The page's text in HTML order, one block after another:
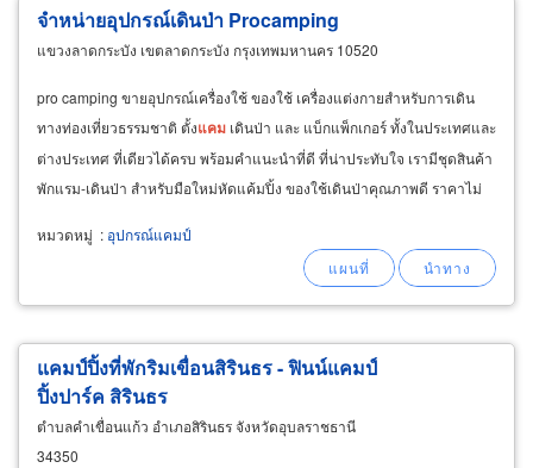
จำหน่ายอุปกรณ์เดินป่า Procamping
แขวงลาดกระบัง เขตลาดกระบัง กรุงเทพมหานคร 10520
pro camping ขายอุปกรณ์เครื่องใช้ ของใช้ เครื่องแต่งกายสำหรับการเดิน
ทางท่องเที่ยวธรรมชาติ ตั้งแคม เดินป่า และ แบ็กแพ็กเกอร์ ทั้งในประเทศและ
ต่างประเทศ ที่เดียวได้ครบ พร้อมคำแนะนำที่ดี ที่น่าประทับใจ เรามีชุดสินค้า
พักแรม-เดินป่า สำหรับมือใหม่หัดแค้มปิ้ง ของใช้เดินป่าคุณภาพดี ราคาไม่
หมวดหมู่ : อุปกรณ์แคมป์
แคมป์ปิ้งที่พักริมเขื่อนสิรินธร - ฟินน์แคมป์
ปิ้งปาร์ค สิรินธร
ตำบลคำเขื่อนแก้ว อำเภอสิรินธร จังหวัดอุบลราชธานี
34350